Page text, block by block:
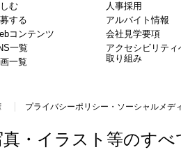
む
する
コンテンツ
一覧
一覧
人事採用
アルバイト情報
会社見学要項
アクセシビリティ
取り組み
プライバシーポリシー・ソーシャルメデ
・イラスト等のす